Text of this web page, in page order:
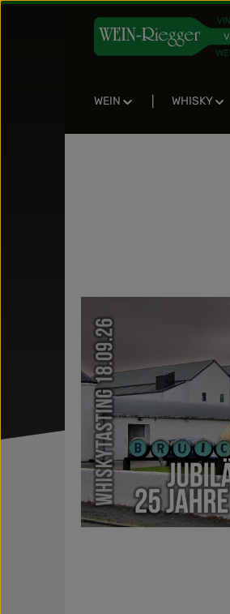
Zum Hauptinhalt springen
Zur Suche springen
Zur Hauptnavigation
WEIN WHISKY